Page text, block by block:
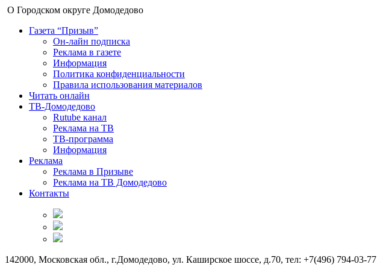
О Городском округе Домодедово
Газета “Призыв”
Он-лайн подписка
Реклама в газете
Информация
Политика конфиденциальности
Правила использования материалов
Читать онлайн
ТВ-Домодедово
Rutube канал
Реклама на ТВ
ТВ-программа
Информация
Реклама
Реклама в Призыве
Реклама на ТВ Домодедово
Контакты
142000, Московская обл., г.Домодедово, ул. Каширское шоссе, д.70, тел: +7(496) 794-03-77